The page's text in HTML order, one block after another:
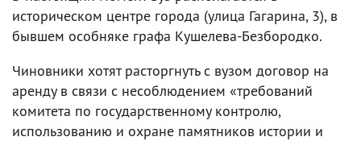
историческом центре города (улица Гагарина, 3), в
бывшем особняке графа Кушелева-Безбородко.
Чиновники хотят расторгнуть с вузом договор на
аренду в связи с несоблюдением «требований
комитета по государственному контролю,
использованию и охране памятников истории и